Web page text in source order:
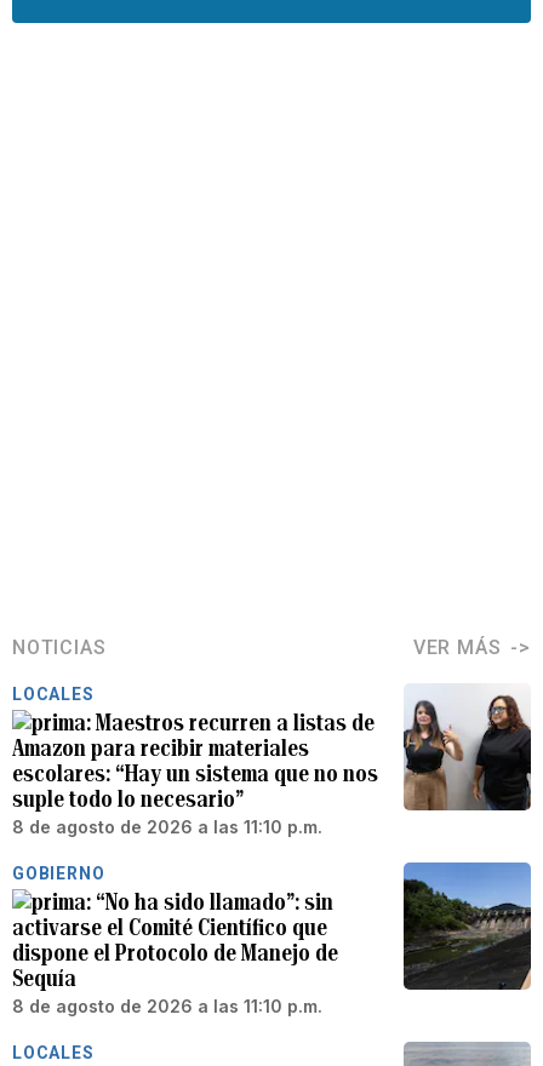
NOTICIAS VER MÁS
LOCALES
Maestros recurren a listas de
Amazon para recibir materiales
escolares: “Hay un sistema que no nos
suple todo lo necesario”
8 de agosto de 2026 a las 11:10 p.m.
GOBIERNO
“No ha sido llamado”: sin
activarse el Comité Científico que
dispone el Protocolo de Manejo de
Sequía
8 de agosto de 2026 a las 11:10 p.m.
LOCALES